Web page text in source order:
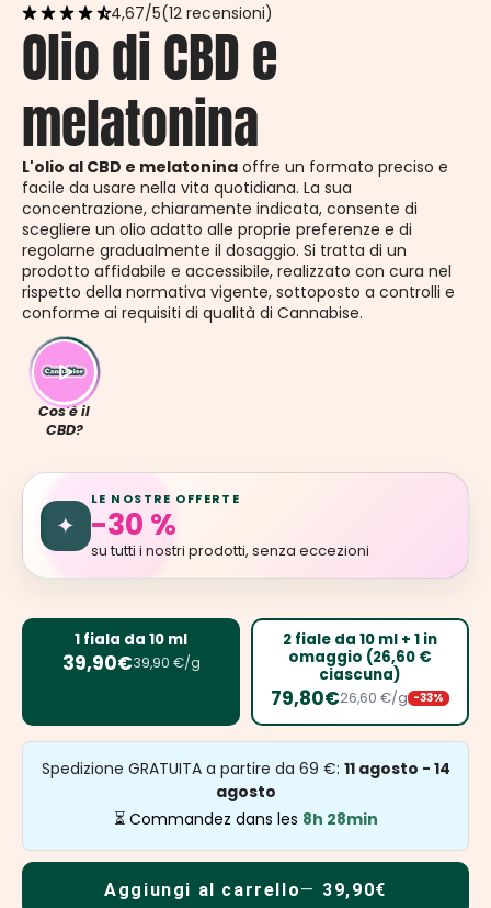
4,67/5(12 recensioni)
Olio di CBD e
melatonina
L'olio al CBD e melatonina offre un formato preciso e
facile da usare nella vita quotidiana. La sua
concentrazione, chiaramente indicata, consente di
scegliere un olio adatto alle proprie preferenze e di
regolarne gradualmente il dosaggio. Si tratta di un
prodotto affidabile e accessibile, realizzato con cura nel
rispetto della normativa vigente, sottoposto a controlli e
conforme ai requisiti di qualità di Cannabise.
Cos'è il
CBD?
✦
LE NOSTRE OFFERTE
-30 %
su tutti i nostri prodotti, senza eccezioni
1 fiala da 10 ml
39,90€39,90 €/g
2 fiale da 10 ml + 1 in
omaggio (26,60 €
ciascuna)
79,80€26,60 €/g -33%
Spedizione GRATUITA a partire da 69 €: 11 agosto - 14
agosto
⏳ Commandez dans les 8h 28min
Aggiungi al carrello 39,90€